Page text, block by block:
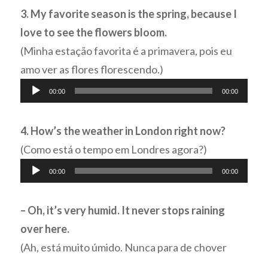
áudio
3. My favorite season is the spring, because I
love to see the flowers bloom.
(Minha estação favorita é a primavera, pois eu
amo ver as flores florescendo.)
Tocador
de
áudio
00:00 00:00
4. How’s the weather in London right now?
(Como está o tempo em Londres agora?)
Tocador
de
áudio
00:00 00:00
– Oh, it’s very humid. It never stops raining
over here.
(Ah, está muito úmido. Nunca para de chover